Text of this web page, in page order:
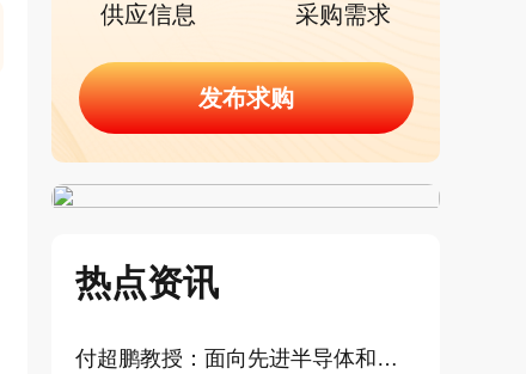
供应信息 采购需求
发布求购
热点资讯
付超鹏教授：面向先进半导体和大健康产业的高纯超细氧化铝研发（报告）